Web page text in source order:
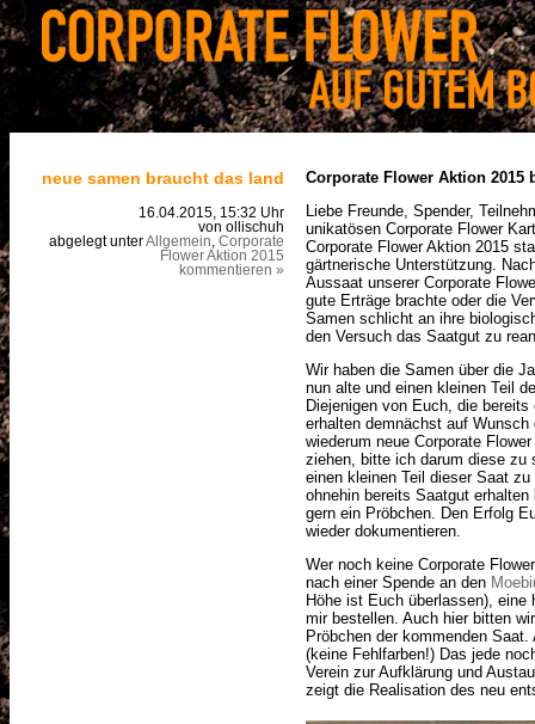
neue samen braucht das land
16.04.2015, 15:32 Uhr
von ollischuh
abgelegt unterAllgemein Corporate
Flower Aktion 2015
kommentieren »
Corporate Flower Aktion 2015
Liebe Freunde, Spender,
unikatösen Corporate Flower
Corporate Flower Aktion 2015
gärtnerische Unterstützung.
Aussaat unserer Corporate
gute Erträge brachte oder die
Samen schlicht an ihre
den Versuch das Saatgut zu
Wir haben die Samen über die
nun alte und einen kleinen Teil
Diejenigen von Euch, die
erhalten demnächst auf
wiederum neue Corporate
ziehen, bitte ich darum diese zu
einen kleinen Teil dieser Saat
ohnehin bereits Saatgut
gern ein Pröbchen. Den Erfolg
wieder dokumentieren.
Wer noch keine Corporate
nach einer Spende an den
Höhe ist Euch überlassen),
mir bestellen. Auch hier bitten
Pröbchen der kommenden
(keine Fehlfarben!) Das jede
Verein zur Aufklärung und
zeigt die Realisation des neu